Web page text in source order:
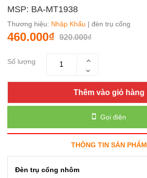
MSP: BA-MT1938
Thương hiệu: Nhập Khẩu | đèn trụ cổng
460.000₫ 920.000₫
Số lượng
Thêm vào giỏ hàng
Gọi điện
THÔNG TIN SẢN PHẨM
Đèn trụ cổng nhôm